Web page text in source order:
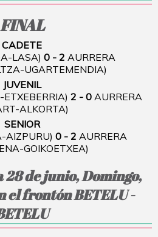
FINAL
CADETE
LASA) 0 - 2 AURRERA
UGARTEMENDIA)
JUVENIL
2 - 0 AURRERA
ALKORTA)
SENIOR
AIZPURU) 0 - 2 AURRERA
GOIKOETXEA)
de junio, Domingo,
el frontón BETELU -